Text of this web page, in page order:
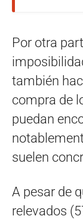
Por otra
también
compra de
puedan
suelen
A pesar de
relevados